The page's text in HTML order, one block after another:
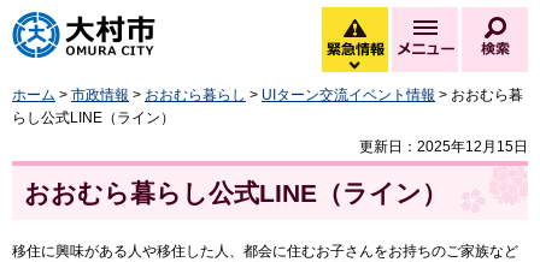
大村市
緊急情報
緊急情報を開く
メニュー
ホーム > 市政情報 > おおむら暮らし > UIターン交流イベント情報 > おおむら暮
らし公式LINE（ライン）
更新日：2025年12月15日
おおむら暮らし公式LINE（ライン）
移住に興味がある人や移住した人、都会に住むお子さんをお持ちのご家族など